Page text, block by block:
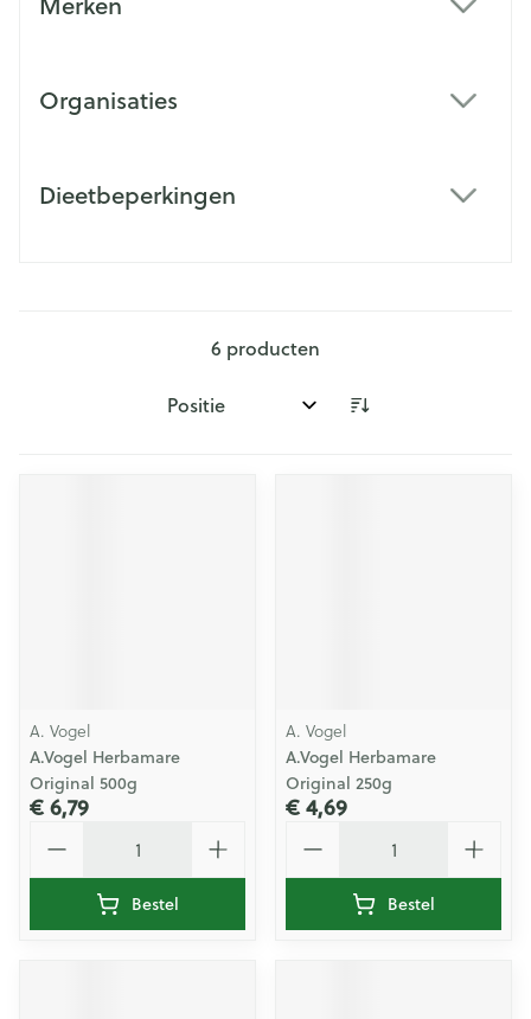
Organisaties
Dieetbeperkingen
6 producten
Sorteer op:
A. Vogel
A.Vogel Herbamare
Original 500g
€ 6,79
Bestel
A. Vogel
A.Vogel Herbamare
Original 250g
€ 4,69
Bestel